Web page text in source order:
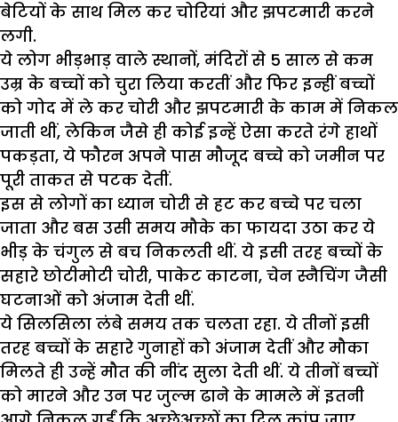
बेटियों के साथ मिल कर चोरियां और झपटमारी करने
लगी.
ये लोग भीड़भाड़ वाले स्थानों, मंदिरों से 5 साल से कम
उम्र के बच्चों को चुरा लिया करतीं और फिर इन्हीं बच्चों
को गोद में ले कर चोरी और झपटमारी के काम में निकल
जाती थीं, लेकिन जैसे ही कोई इन्हें ऐसा करते रंगे हाथों
पकड़ता, ये फौरन अपने पास मौजूद बच्चे को जमीन पर
पूरी ताकत से पटक देतीं.
इस से लोगों का ध्यान चोरी से हट कर बच्चे पर चला
जाता और बस उसी समय मौके का फायदा उठा कर ये
भीड़ के चंगुल से बच निकलती थीं. ये इसी तरह बच्चों के
सहारे छोटीमोटी चोरी, पाकेट काटना, चेन स्नैचिंग जैसी
घटनाओं को अंजाम देती थीं.
ये सिलसिला लंबे समय तक चलता रहा. ये तीनों इसी
तरह बच्चों के सहारे गुनाहों को अंजाम देतीं और मौका
मिलते ही उन्हें मौत की नींद सुला देती थीं. ये तीनों बच्चों
को मारने और उन पर जुल्म ढाने के मामले में इतनी